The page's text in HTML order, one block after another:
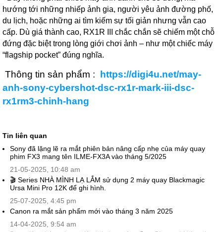
hướng tới những nhiếp ảnh gia, người yêu ảnh đường phố,
du lịch, hoặc những ai tìm kiếm sự tối giản nhưng vẫn cao
cấp. Dù giá thành cao, RX1R III chắc chắn sẽ chiếm một chỗ
đứng đặc biệt trong lòng giới chơi ảnh – như một chiếc máy
“flagship pocket” đúng nghĩa.
Thông tin sản phẩm :
https://digi4u.net/may-
anh-sony-cybershot-dsc-rx1r-mark-iii-dsc-
rx1rm3-chinh-hang
Tin liên quan
Sony đã lặng lẽ ra mắt phiên bản nâng cấp nhẹ của máy quay
phim FX3 mang tên ILME-FX3A vào tháng 5/2025
21-05-2025, 10:48 am
🎬 Series NHÀ MÌNH LẠ LẮM sử dụng 2 máy quay Blackmagic
Ursa Mini Pro 12K để ghi hình.
25-07-2025, 4:45 pm
Canon ra mắt sản phẩm mới vào tháng 3 năm 2025
14-04-2025, 9:54 am